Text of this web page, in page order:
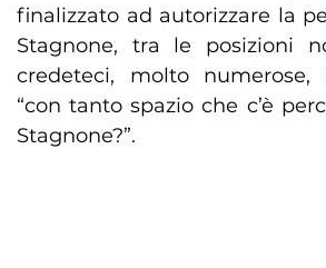
finalizzato ad autorizzare la
Stagnone, tra le posizioni
credeteci, molto numerose,
“con tanto spazio che c’è
Stagnone?”.